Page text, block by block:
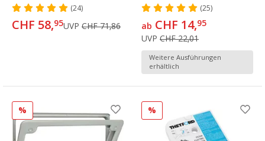
(24)
CHF 58,95UVP CHF 71,86
(25)
ab CHF 14,95
UVP CHF 22,01
Weitere Ausführungen
erhältlich
% %